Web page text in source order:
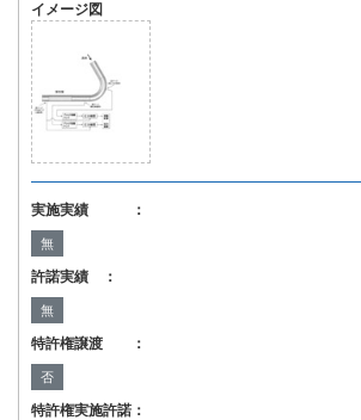
イメージ図
実施実績 ：
無
許諾実績 ：
無
特許権譲渡 ：
否
特許権実施許諾：